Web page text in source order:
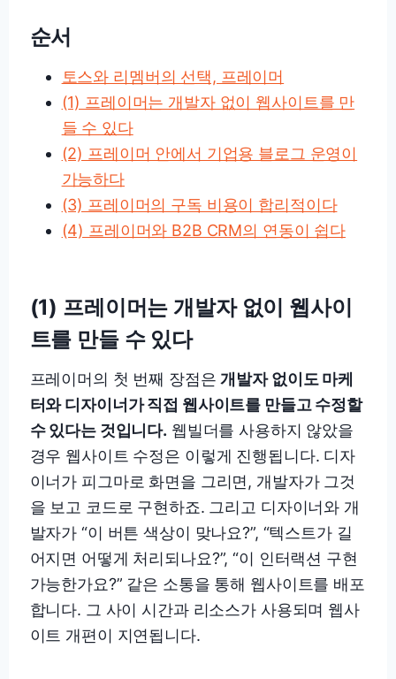
순서
토스와 리멤버의 선택, 프레이머
(1) 프레이머는 개발자 없이 웹사이트를 만
들 수 있다
(2) 프레이머 안에서 기업용 블로그 운영이
가능하다
(3) 프레이머의 구독 비용이 합리적이다
(4) 프레이머와 B2B CRM의 연동이 쉽다
(1) 프레이머는 개발자 없이 웹사이
트를 만들 수 있다
프레이머의 첫 번째 장점은개발자 없이도 마케
터와 디자이너가 직접 웹사이트를 만들고 수정할
수 있다는 것입니다. 웹빌더를 사용하지 않았을
경우 웹사이트 수정은 이렇게 진행됩니다. 디자
이너가 피그마로 화면을 그리면, 개발자가 그것
을 보고 코드로 구현하죠. 그리고 디자이너와 개
발자가 “이 버튼 색상이 맞나요?”, “텍스트가 길
어지면 어떻게 처리되나요?”, “이 인터랙션 구현
가능한가요?” 같은 소통을 통해 웹사이트를 배포
합니다. 그 사이 시간과 리소스가 사용되며 웹사
이트 개편이 지연됩니다.